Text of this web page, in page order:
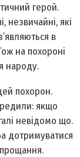
герой.
незвичайні, які
в
на похороні
народу.
похорон.
якщо
невідомо що.
дотримуватися